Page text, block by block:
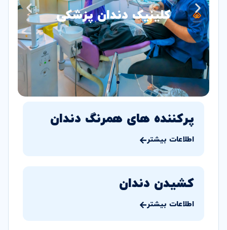
کلینیک دندان پزشکی
پرکننده های همرنگ دندان
اطلاعات بیشتر
کشیدن دندان
اطلاعات بیشتر